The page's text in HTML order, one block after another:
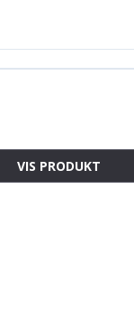
VIS PRODUKT